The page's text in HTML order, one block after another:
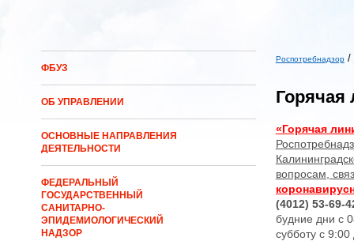
ФБУЗ
ОБ УПРАВЛЕНИИ
ОСНОВНЫЕ НАПРАВЛЕНИЯ
ДЕЯТЕЛЬНОСТИ
ФЕДЕРАЛЬНЫЙ
ГОСУДАРСТВЕННЫЙ
САНИТАРНО-
ЭПИДЕМИОЛОГИЧЕСКИЙ
НАДЗОР
Роспотребнадзор /
Горячая
«Горячая
вопросам,
(4012) 53-69-
будние дни с
субботу с